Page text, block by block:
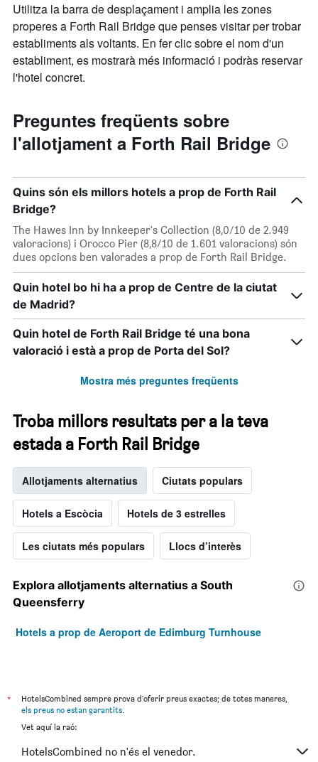
Utilitza la barra de desplaçament i amplia les zones
properes a Forth Rail Bridge que penses visitar per trobar
establiments als voltants. En fer clic sobre el nom d'un
establiment, es mostrarà més informació i podràs reservar
l'hotel concret.
Preguntes freqüents sobre
l'allotjament a Forth Rail Bridge
Quins són els millors hotels a prop de Forth Rail
Bridge?
The Hawes Inn by Innkeeper's Collection (8,0/10 de 2.949
valoracions) i Orocco Pier (8,8/10 de 1.601 valoracions) són
dues opcions ben valorades a prop de Forth Rail Bridge.
Quin hotel bo hi ha a prop de Centre de la ciutat
de Madrid?
Quin hotel de Forth Rail Bridge té una bona
valoració i està a prop de Porta del Sol?
Mostra més preguntes freqüents
Troba millors resultats per a la teva
estada a Forth Rail Bridge
Allotjaments alternatius Ciutats populars
Hotels a Escòcia Hotels de 3 estrelles
Les ciutats més populars Llocs d’interès
Explora allotjaments alternatius a South
Queensferry
Hotels a prop de Aeroport de Edimburg Turnhouse
*
HotelsCombined sempre prova d'oferir preus exactes; de totes maneres,
els preus no estan garantits.
Vet aquí la raó:
HotelsCombined no n'és el venedor.